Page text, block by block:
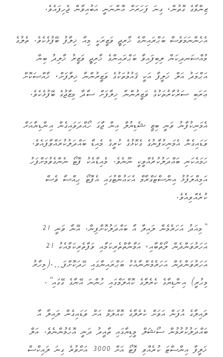
ޒިންމާގެ ގޮތުން، ގިނަ ފަހަރަށް އޮންނަނީ އަބުއިވާން ޖެހިފައެވެ.
އެހެންނަމަވެސް ބަޙްރައިންގެ ޚާރިޖީ ވަޒީރަކީ މިއާ ޚިލާފު ބޭފުޅެކެވެ. ތެލުގެ
މުއްސަނދިކަން ލިބިފައިވާ ބަޙްރައިންގެ ޚާރިޖީ ވަޒީރު ޚާލިދު ބިން
އަޙްމަދު އަލް ޚަލީފާ އަކީ ޤައުމުތަކުގެ ވަޒީރުންނާ ޚިލާފަށް، ޚާއްޞަކޮށް
ޢަރަބި ސަރުކާރުތަކުގެ ވަޒީރުންނާ ޚިލާފަށް ސާދާ މިޒާޖުގެ ބޭފުޅެކެވެ.
އެމަނިކުފާނު ވަނީ ބިޒީ ޝެޑިޔުލް އިން ޖާގަ ހޯއްދަވައިގެން އިންޑިޔާއަށް
ވަޑައިގެން އެމަނިކުފާނުގެ ގެކޮޅުގެ ކުރީގެ މެއިޑާ ބައްދަލުކުރައްވާފައެވެ.
ހަމައެކަނި ބައްދަލުކުރެއްވީކީ ނޫނެވެ. މެއިޑާއެކު ފޮޓޯ ނެންގެވުމަށްފަހު
އަމިއްލަފުޅު އިންސްޓަގްރާމް އެކައުންޓުގައި އެފޮޓޯ ޙިއްސާ ވެސް
ކުރެއްވިއެވެ.
“މިއަދު އަހަރެމެން ލައިލާ އާ ބައްދަލުކޮށްފިން. އޭނާ ވަނީ 21
އަހަރުވަންދެން ލޯތްބާއި، އަމާނާތްތެރިކަމާއި ވަފާތެރިކަމާއެކު 21
އަހަރުވަންދެން އަހަރެމެންނާއެކު ބަޙްރައިންގައި ހޭދަކޮށްފަ….(މިހާރު
މިހުރީ) އިންޑިޔާގެ ކެރެލާގެ ކޮއްލަމްގައި ހުންނަ އޭނާގެ ގޭގައި”.
ލައިލާގެ އުފަން އަވަށް ކެރެލާގެ ކޮއްލަމް އަށް ވަޑައިގެން ލައިލާ އާ
ބައްދަލުކުރުމުން ސޯޝަލް މީޑިޔާގައި ތާއީދު ދަނީ އޮހެމުންނެވެ. އަލް
ޚަލީފާ އިންސްޓަ ކުރެއްވި ފޮޓޯ އަށް 3000 އަށްވުރެ ގިނަ ލައިކްސް